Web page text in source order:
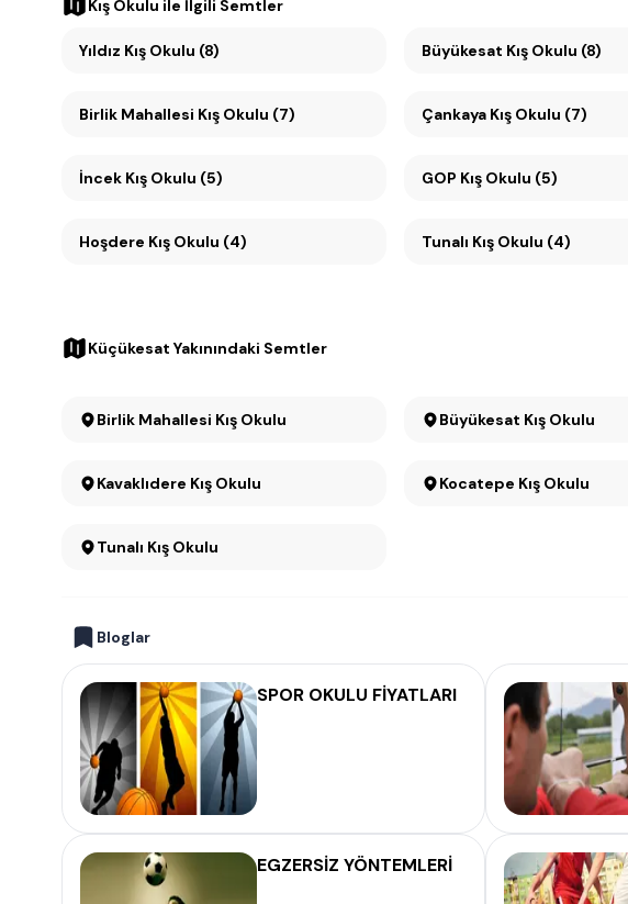
Kış Okulu ile İlgili Semtler
Yıldız Kış Okulu (8) Büyükesat Kış Okulu (8)
Birlik Mahallesi Kış Okulu (7) Çankaya Kış Okulu (7)
İncek Kış Okulu (5) GOP Kış Okulu (5)
Hoşdere Kış Okulu (4) Tunalı Kış Okulu (4)
Küçükesat Yakınındaki Semtler
Birlik Mahallesi Kış Okulu Büyükesat Kış Okulu
Kavaklıdere Kış Okulu Kocatepe Kış Okulu
Tunalı Kış Okulu
Bloglar
SPOR OKULU FİYATLARI
EGZERSİZ YÖNTEMLERİ